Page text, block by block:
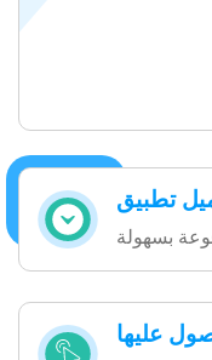
عليها